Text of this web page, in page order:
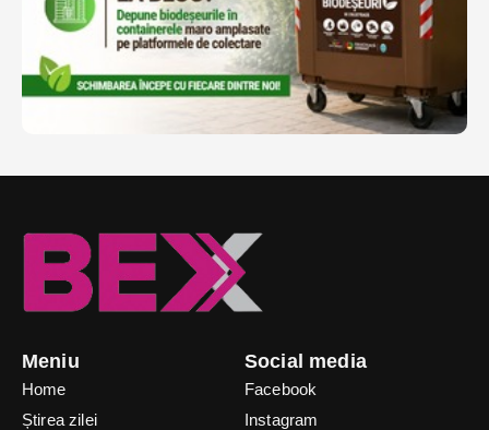
Meniu
Home
Știrea zilei
Social media
Facebook
Instagram